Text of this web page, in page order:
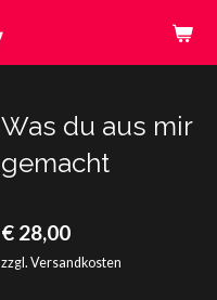
Was du aus mir
gemacht
€ 28,00
zzgl. Versandkosten